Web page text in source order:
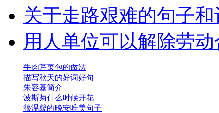
关于走路艰难的句子
用人单位可以解除劳
牛肉芹菜包的做法
描写秋天的好词好句
朱容基简介
波斯菊什么时候开花
很温馨的晚安唯美句子